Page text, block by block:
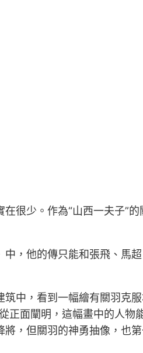
很少。作為“山西一夫子”的
，他的傳只能和張飛、馬
中，看到一幅繪有關羽克
正面闡明，這幅畫中的人物
，但關羽的神勇抽像，也